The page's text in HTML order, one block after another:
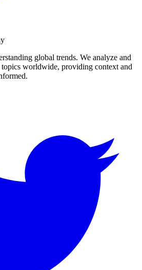
global trends. We analyze and
topics worldwide, providing context and